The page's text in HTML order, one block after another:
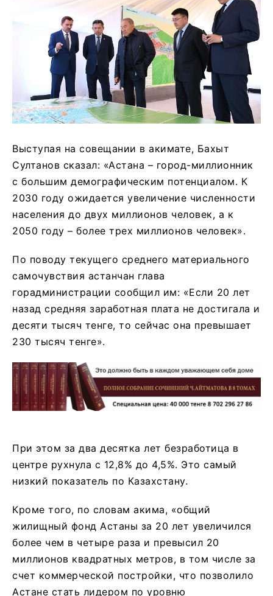
Выступая на совещании в акимате, Бахыт
Султанов сказал: «Астана – город-миллионник
с большим демографическим потенциалом. К
2030 году ожидается увеличение численности
населения до двух миллионов человек, а к
2050 году – более трех миллионов человек».
По поводу текущего среднего материального
самочувствия астанчан глава
горадминистрации сообщил им: «Если 20 лет
назад средняя заработная плата не достигала и
десяти тысяч тенге, то сейчас она превышает
230 тысяч тенге».
При этом за два десятка лет безработица в
центре рухнула с 12,8% до 4,5%. Это самый
низкий показатель по Казахстану.
Кроме того, по словам акима, «общий
жилищный фонд Астаны за 20 лет увеличился
более чем в четыре раза и превысил 20
миллионов квадратных метров, в том числе за
счет коммерческой постройки, что позволило
Астане стать лидером по уровню